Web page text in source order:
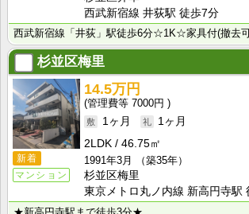
西武新宿線 井荻駅 徒歩7分
西武新宿線「井荻」駅徒歩6分☆1K☆家具付(撤去
杉並区梅里
新着
マンション
14.5万円
7000円
1ヶ月
1ヶ月
2LDK
46.75㎡
1991年3月
（築35年）
杉並区梅里
東京メトロ丸ノ内線 新高円寺駅